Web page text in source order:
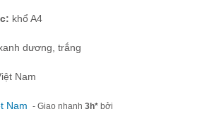
khổ A4
dương, trắng
Nam
Nam - Giao nhanh 3h* bởi